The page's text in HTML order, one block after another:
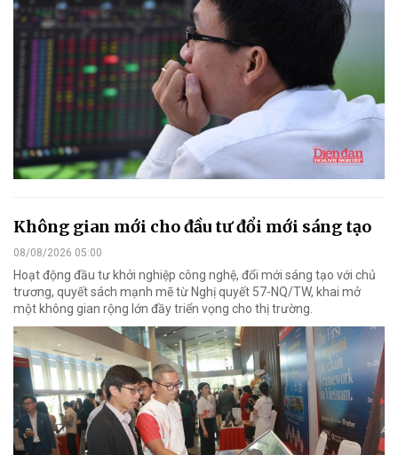
Không gian mới cho đầu tư đổi mới sáng tạo
08/08/2026 05:00
Hoạt động đầu tư khởi nghiệp công nghệ, đổi mới sáng tạo với chủ
trương, quyết sách mạnh mẽ từ Nghị quyết 57-NQ/TW, khai mở
một không gian rộng lớn đầy triển vọng cho thị trường.